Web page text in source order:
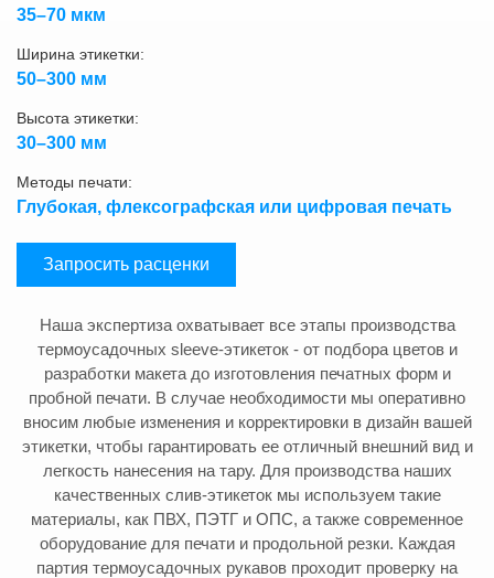
35–70 мкм
Ширина этикетки:
50–300 мм
Высота этикетки:
30–300 мм
Методы печати:
Глубокая, флексографская или цифровая печать
Запросить расценки
Наша экспертиза охватывает все этапы производства
термоусадочных sleeve-этикеток - от подбора цветов и
разработки макета до изготовления печатных форм и
пробной печати. В случае необходимости мы оперативно
вносим любые изменения и корректировки в дизайн вашей
этикетки, чтобы гарантировать ее отличный внешний вид и
легкость нанесения на тару. Для производства наших
качественных слив-этикеток мы используем такие
материалы, как ПВХ, ПЭТГ и ОПС, а также современное
оборудование для печати и продольной резки. Каждая
партия термоусадочных рукавов проходит проверку на